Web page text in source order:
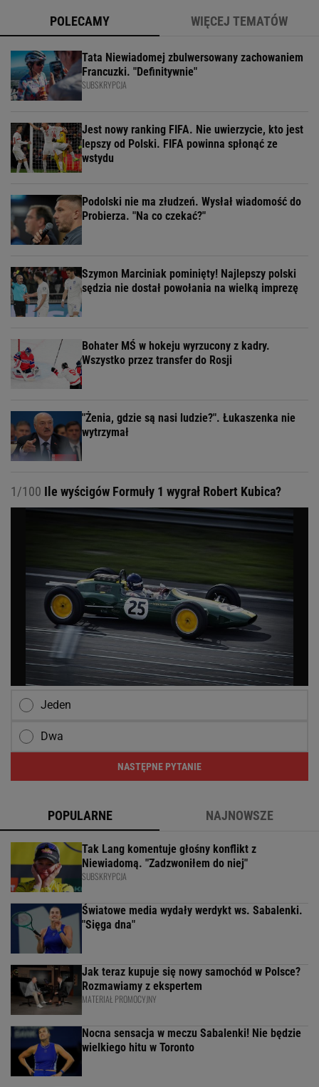
POLECAMY WIĘCEJ TEMATÓW
Tata Niewiadomej zbulwersowany zachowaniem
Francuzki. "Definitywnie"
SUBSKRYPCJA
Jest nowy ranking FIFA. Nie uwierzycie, kto jest
lepszy od Polski. FIFA powinna spłonąć ze
wstydu
Podolski nie ma złudzeń. Wysłał wiadomość do
Probierza. "Na co czekać?"
Szymon Marciniak pominięty! Najlepszy polski
sędzia nie dostał powołania na wielką imprezę
Bohater MŚ w hokeju wyrzucony z kadry.
Wszystko przez transfer do Rosji
"Żenia, gdzie są nasi ludzie?". Łukaszenka nie
wytrzymał
1/100 Ile wyścigów Formuły 1 wygrał Robert Kubica?
Jeden
Dwa
NASTĘPNE PYTANIE
POPULARNE NAJNOWSZE
Tak Lang komentuje głośny konflikt z
Niewiadomą. "Zadzwoniłem do niej"
SUBSKRYPCJA
Światowe media wydały werdykt ws. Sabalenki.
"Sięga dna"
Jak teraz kupuje się nowy samochód w Polsce?
Rozmawiamy z ekspertem
MATERIAŁ PROMOCYJNY
Nocna sensacja w meczu Sabalenki! Nie będzie
wielkiego hitu w Toronto